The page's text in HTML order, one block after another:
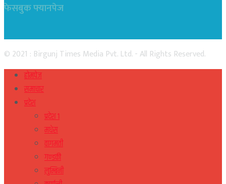
फेसबुक फ्यानपेज
© 2021 : Birgunj Times Media Pvt. Ltd. - All Rights Reserved.
होमपेज
समाचार
प्रदेश
प्रदेश १
मधेस
वागमती
गण्डकी
लुम्बिनी